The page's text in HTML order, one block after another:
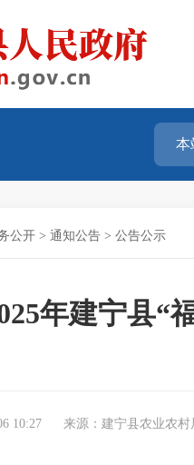
公开 > 通知公告 > 公告公示
年建宁县“
10:27 来源：建宁县农业农村